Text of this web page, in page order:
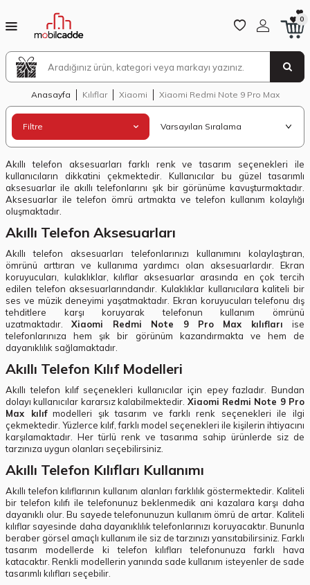
0
Anasayfa Kılıflar Xiaomi Xiaomi Redmi Note 9 Pro Max
Filtre
Akıllı telefon aksesuarları farklı renk ve tasarım seçenekleri ile
kullanıcıların dikkatini çekmektedir. Kullanıcılar bu güzel tasarımlı
aksesuarlar ile akıllı telefonlarını şık bir görünüme kavuşturmaktadır.
Aksesuarlar ile telefon ömrü artmakta ve telefon kullanım kolaylığı
oluşmaktadır.
Akıllı Telefon Aksesuarları
Akıllı telefon aksesuarları telefonlarınızı kullanımını kolaylaştıran,
ömrünü arttıran ve kullanıma yardımcı olan aksesuarlardır. Ekran
koruyucuları, kulaklıklar, kılıflar aksesuarlar arasında en çok tercih
edilen telefon aksesuarlarındandır. Kulaklıklar kullanıcılara kaliteli bir
ses ve müzik deneyimi yaşatmaktadır. Ekran koruyucuları telefonu dış
tehditlere karşı koruyarak telefonun kullanım ömrünü
uzatmaktadır.Xiaomi Redmi Note 9 Pro Max kılıfları ise
telefonlarınıza hem şık bir görünüm kazandırmakta ve hem de
dayanıklılık sağlamaktadır.
Akıllı Telefon Kılıf Modelleri
Akıllı telefon kılıf seçenekleri kullanıcılar için epey fazladır. Bundan
dolayı kullanıcılar kararsız kalabilmektedir. Xiaomi Redmi Note 9 Pro
Max kılıfmodelleri şık tasarım ve farklı renk seçenekleri ile ilgi
çekmektedir. Yüzlerce kılıf, farklı model seçenekleri ile kişilerin ihtiyacını
karşılamaktadır. Her türlü renk ve tasarıma sahip ürünlerde siz de
tarzınıza uygun olanları seçebilirsiniz.
Akıllı Telefon Kılıfları Kullanımı
Akıllı telefon kılıflarının kullanım alanları farklılık göstermektedir. Kaliteli
bir telefon kılıfı ile telefonunuz beklenmedik ani kazalara karşı daha
dayanıklı olur. Bu sayede telefonunuzun kullanım ömrü de artar. Kaliteli
kılıflar sayesinde daha dayanıklılık telefonlarınızı koruyacaktır. Bununla
beraber görsel amaçlı kullanım ile siz de tarzınızı yansıtabilirsiniz. Farklı
tasarım modellerde ki telefon kılıfları telefonunuza farklı hava
katacaktır. Renkli modellerin yanında sade kullanım isteyenler de sade
tasarımlı kılıfları seçebilir.